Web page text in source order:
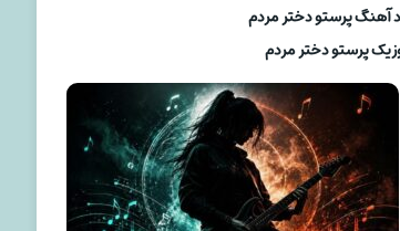
آهنگ پرستو دختر مردم
پرستو دختر مردم